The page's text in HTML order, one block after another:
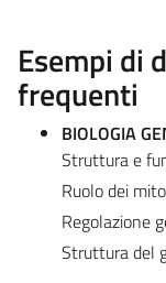
Esempi di
frequenti
BIOLOGIA
Struttura e
Ruolo dei
Regolazione
Struttura del